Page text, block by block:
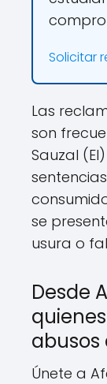
Solicitar
Las
son
Sauzal
se
usura o
Desde
abusos
Únete a